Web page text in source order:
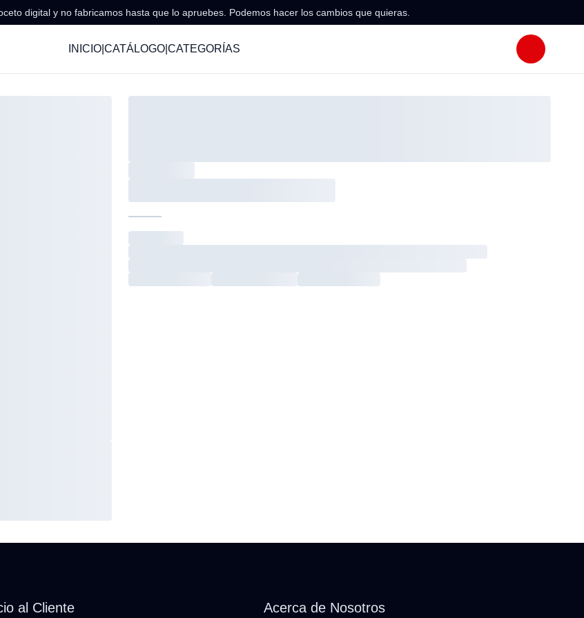
digital y no fabricamos hasta que lo apruebes. Podemos hacer los cambios que quieras.
INICIO| CATÁLOGO| CATEGORÍAS
al Cliente Acerca de Nosotros